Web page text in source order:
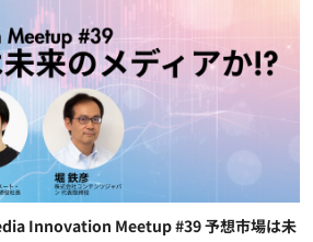
Innovation Meetup #39 予想市場は未